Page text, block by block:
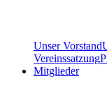
Unser Vorstand
Vereinssatzung
Mitglieder